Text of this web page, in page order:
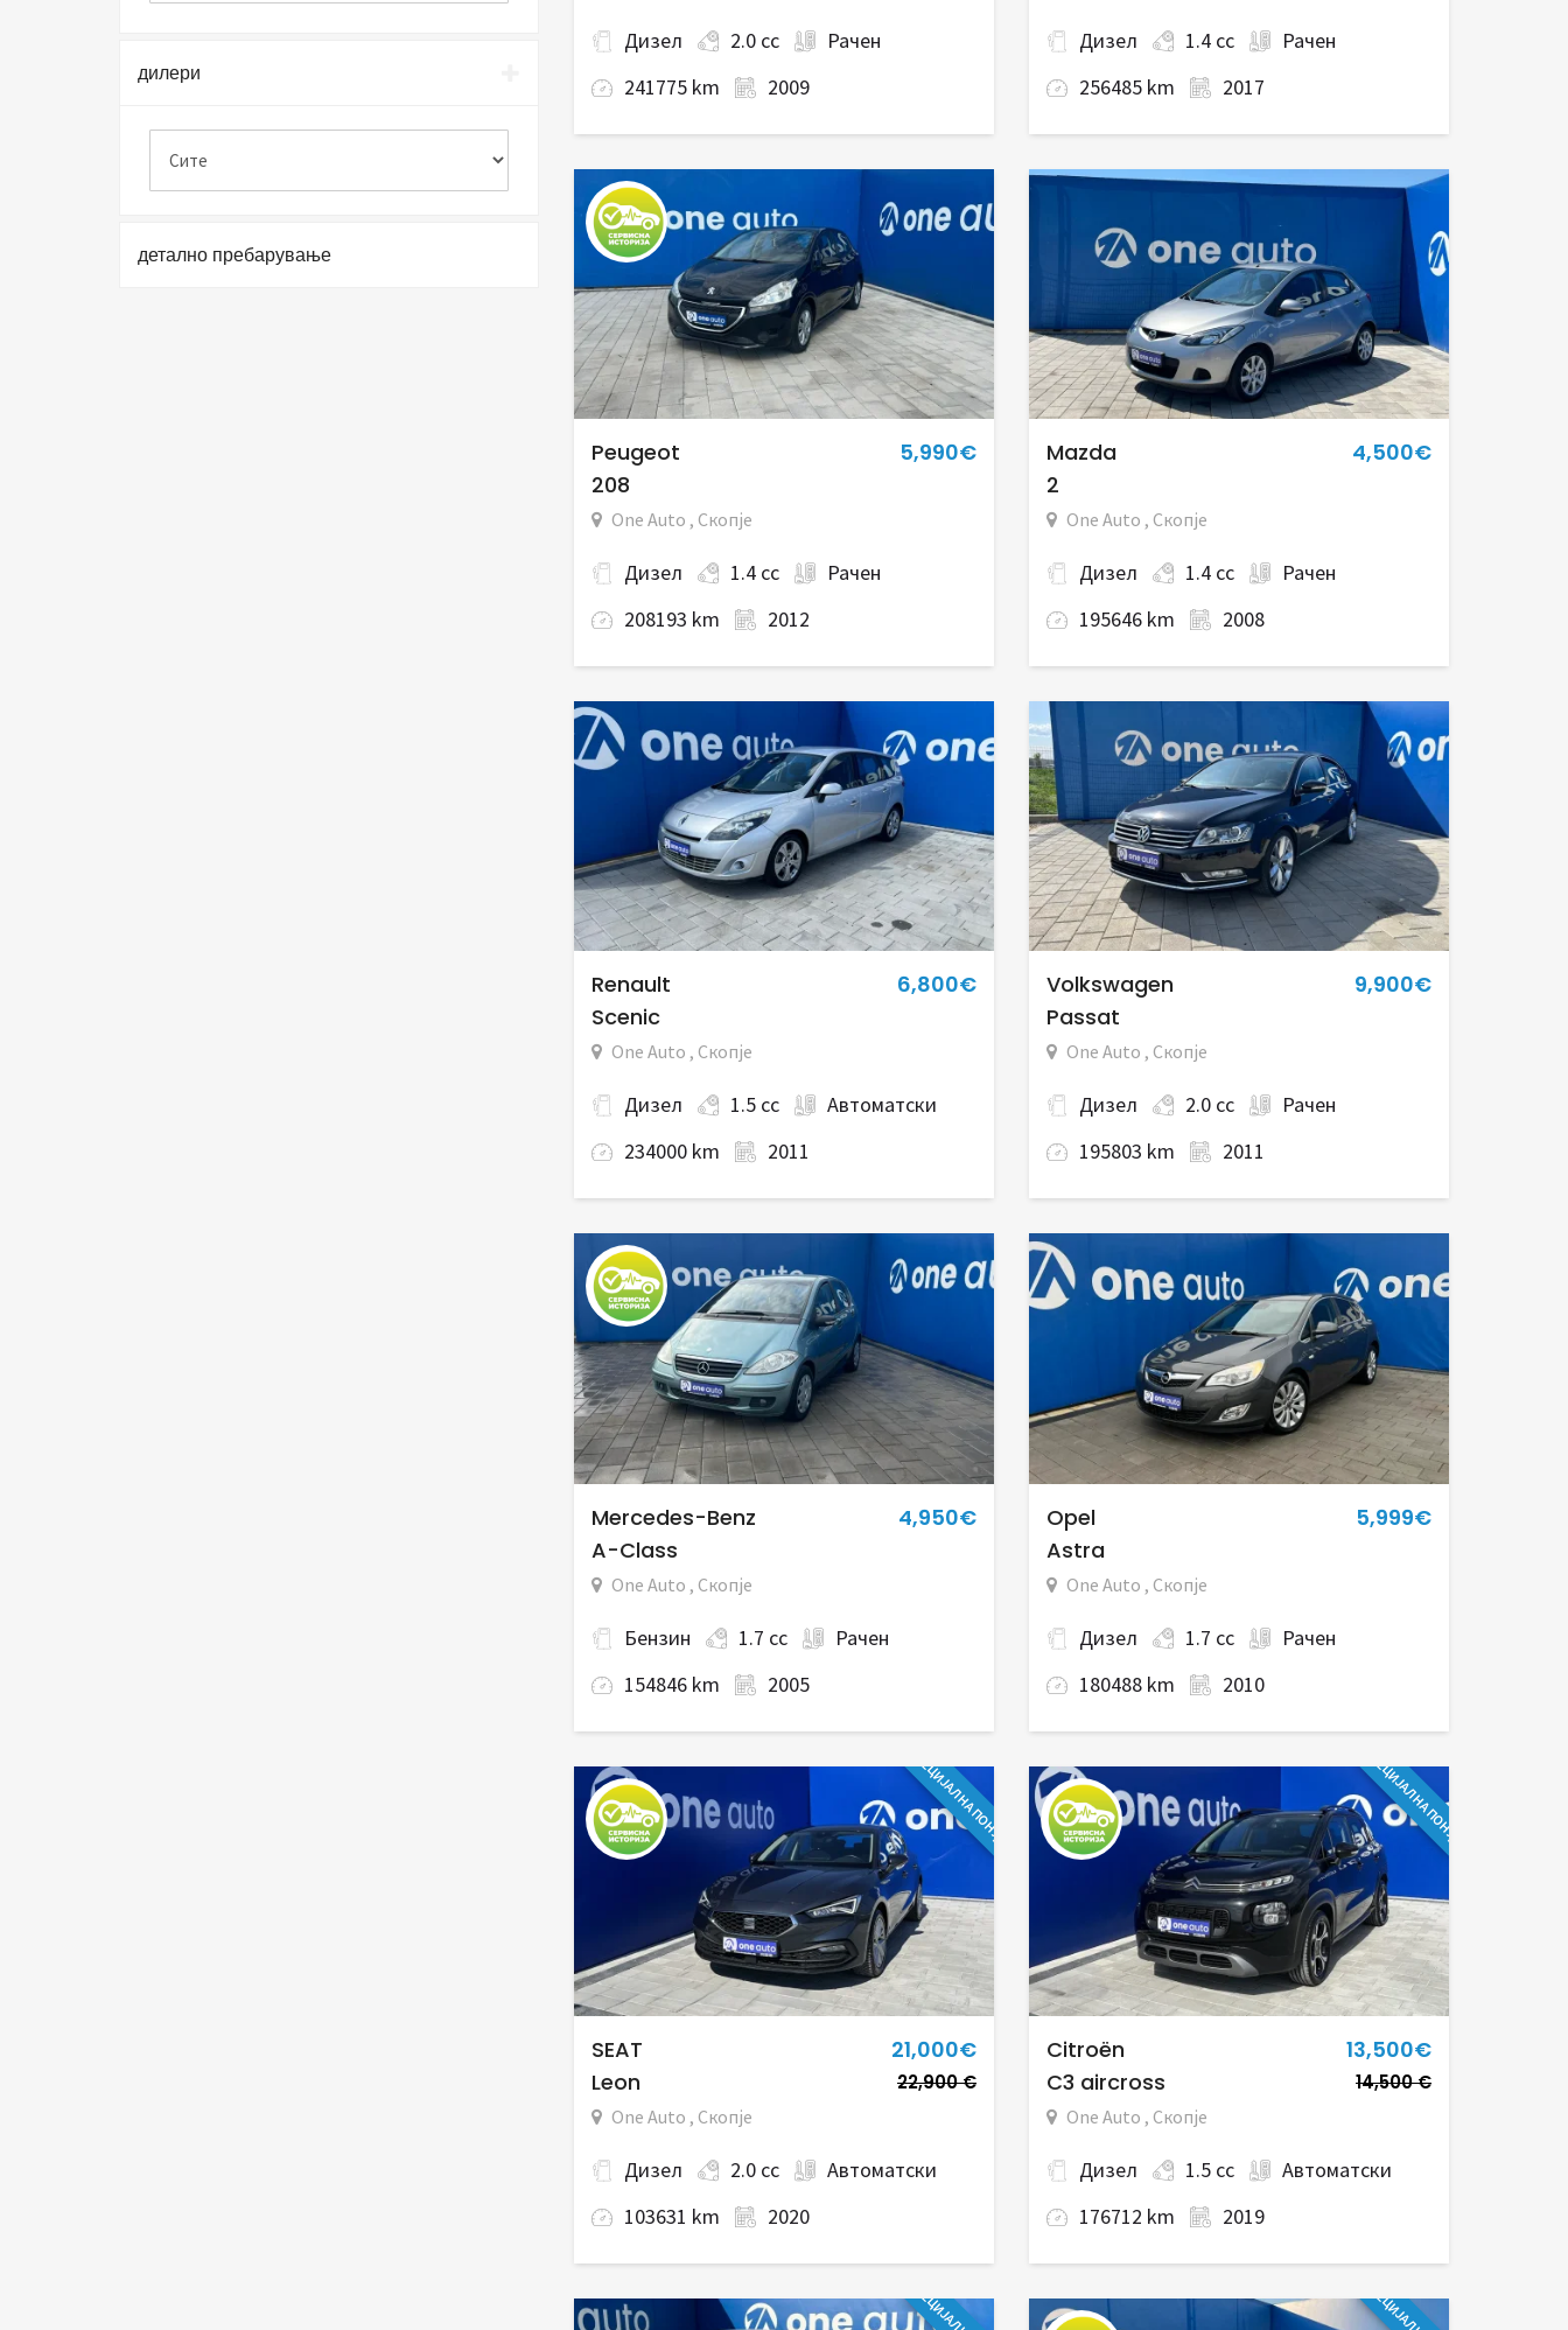
Дизел 2.0 cc
Рачен
241775 km
2009
Дизел 1.4 cc
Рачен
256485 km
2017
Peugeot
5,990€
208
One Auto , Скопје
Дизел 1.4 cc
Рачен
208193 km
2012
Mazda
4,500€
2
One Auto , Скопје
Дизел 1.4 cc
Рачен
195646 km
2008
Renault
6,800€
Scenic
One Auto , Скопје
Дизел 1.5 cc
Автоматски
234000 km
2011
Volkswagen
9,900€
Passat
One Auto , Скопје
Дизел 2.0 cc
Рачен
195803 km
2011
Mercedes-Benz
4,950€
A-Class
One Auto , Скопје
Бензин 1.7 cc
Рачен
154846 km
2005
Opel
5,999€
Astra
One Auto , Скопје
Дизел 1.7 cc
Рачен
180488 km
2010
СПЕЦИЈАЛНА ПОНУДА
SEAT
21,000€
Leon
22,900 €
One Auto , Скопје
Дизел 2.0 cc
Автоматски
103631 km
2020
СПЕЦИЈАЛНА ПОНУДА
Citroën
13,500€
C3 aircross
14,500 €
One Auto , Скопје
Дизел 1.5 cc
Автоматски
176712 km
2019
дилери
детално пребарување